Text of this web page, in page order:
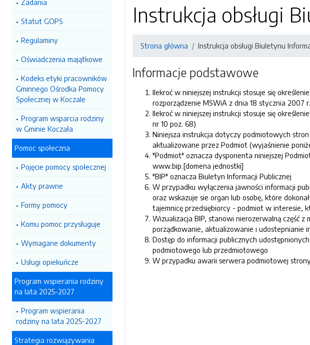
Zadania
Statut GOPS
Regulaminy
Oświadczenia majątkowe
Kodeks etyki pracowników
Gminnego Ośrodka Pomocy
Społecznej w Koczale
Program wsparcia rodziny
w Gminie Koczała
Pomoc społeczna
Pojęcie pomocy społecznej
Akty prawne
Formy pomocy
Komu pomoc przysługuje
Wymagane dokumenty
Usługi opiekuńcze
Program wspierania rodziny
na lata 2025-2027
Program wspierania
rodziny na lata 2025-2027
Strategia rozwiązywania
Instrukcja obsługi
Strona główna Instrukcja obsługi Biuletynu
Informacje podstawowe
Ilekroć w niniejszej instrukcji stosuje się
rozporządzenie MSWiA z dnia 18 stycznia 2007
Ilekroć w niniejszej instrukcji stosuje się
nr 10 poz. 68)
Niniejsza instrukcja dotyczy podmiotowych
aktualizowane przez Podmiot (wyjaśnienie
"Podmiot" oznacza dysponenta niniejszej
www.bip.[domena jednostki]
"BIP" oznacza Biuletyn Informacji Publicznej
W przypadku wyłączenia jawności informacji
oraz wskazuje sie organ lub osobę, które
tajemnicę przedsiębiorcy - podmiot w interesie,
Wizualizacja BIP, stanowi nierozerwalną część
porządkowanie, aktualizowanie i udostepnianie
Dostęp do informacji publicznych
podmiotowego lub przedmiotowego
W przypadku awarii serwera podmiotowej